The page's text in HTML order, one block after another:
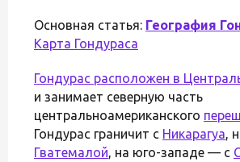
Основная статья: География
Карта Гондураса
Гондурас расположен в
и занимает северную часть
центральноамериканского
Гондурас граничит с Никарагуа,
Гватемалой, на юго-западе — с